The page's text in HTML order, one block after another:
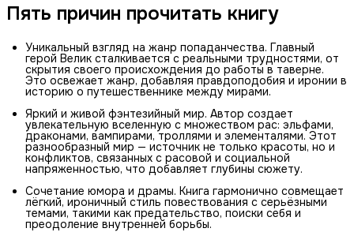
Пять причин прочитать книгу
Уникальный взгляд на жанр попаданчества. Главный
герой Велик сталкивается с реальными трудностями, от
скрытия своего происхождения до работы в таверне.
Это освежает жанр, добавляя правдоподобия и иронии в
историю о путешественнике между мирами.
Яркий и живой фэнтезийный мир. Автор создает
увлекательную вселенную с множеством рас: эльфами,
драконами, вампирами, троллями и элементалями. Этот
разнообразный мир — источник не только красоты, но и
конфликтов, связанных с расовой и социальной
напряженностью, что добавляет глубины сюжету.
Сочетание юмора и драмы. Книга гармонично совмещает
лёгкий, ироничный стиль повествования с серьёзными
темами, такими как предательство, поиски себя и
преодоление внутренней борьбы.